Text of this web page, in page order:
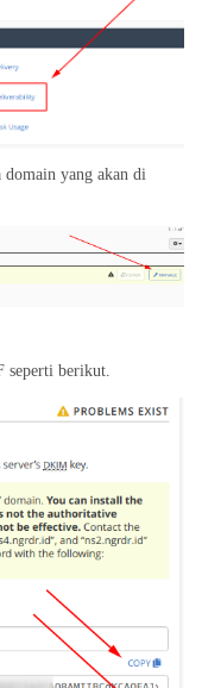
domain yang akan di
seperti berikut.